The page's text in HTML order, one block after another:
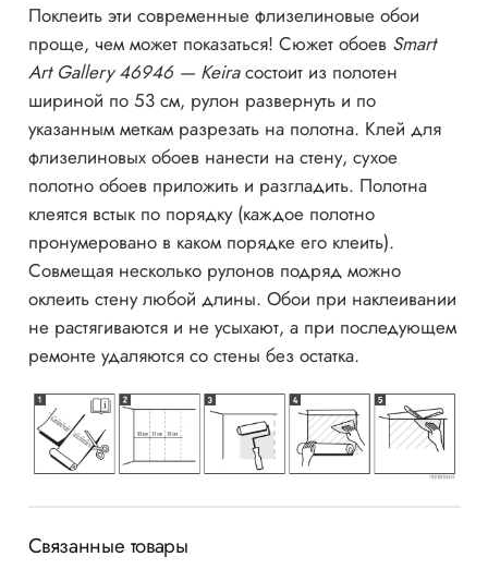
Поклеить эти современные флизелиновые обои
проще, чем может показаться! Сюжет обоев Smart
Art Gallery 46946 — Keiraсостоит из полотен
шириной по 53 см, рулон развернуть и по
указанным меткам разрезать на полотна. Клей для
флизелиновых обоев нанести на стену, сухое
полотно обоев приложить и разгладить. Полотна
клеятся встык по порядку (каждое полотно
пронумеровано в каком порядке его клеить).
Совмещая несколько рулонов подряд можно
оклеить стену любой длины. Обои при наклеивании
не растягиваются и не усыхают, а при последующем
ремонте удаляются со стены без остатка.
Связанные товары